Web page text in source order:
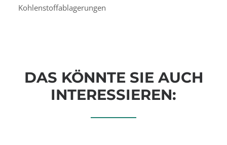
Kohlenstoffablagerungen
DAS KÖNNTE SIE AUCH
INTERESSIEREN: